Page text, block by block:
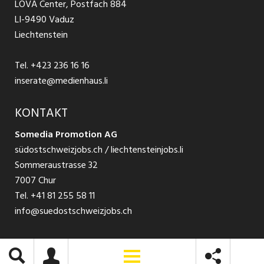
Jobs in der Südostschweiz
Temporär Jobs
Teilzeit Jobs
Praktikum
Ratgeber Bewerbung / Rekrutierung
Datenschutzbestimmungen
Nutzungsbedingungen
Impressum
LOVA Center, Postfach 884
LI-9490 Vaduz
Liechtenstein
Tel. +423 236 16 16
inserate@medienhaus.li
KONTAKT
Somedia Promotion AG
südostschweizjobs.ch / liechtensteinjobs.li
Sommeraustrasse 32
7007 Chur
Tel. +41 81 255 58 11
info@suedostschweizjobs.ch